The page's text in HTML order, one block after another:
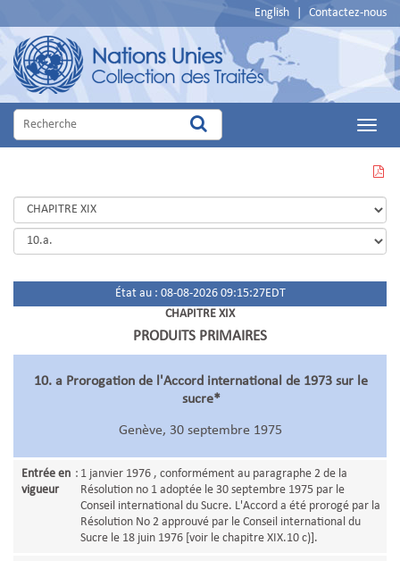
English Contactez-nous
Main
CETTE
PAGE
EN
PDF
État au : 08-08-2026 09:15:27EDT
CHAPITRE XIX
PRODUITS PRIMAIRES
10. a Prorogation de l'Accord international de 1973 sur le
sucre*
Genève, 30 septembre 1975
Entrée en
vigueur
: 1 janvier 1976 , conformément au paragraphe 2 de la
Résolution no 1 adoptée le 30 septembre 1975 par le
Conseil international du Sucre. L'Accord a été prorogé par la
Résolution No 2 approuvé par le Conseil international du
Sucre le 18 juin 1976 [voir le chapitre XIX.10 c)].